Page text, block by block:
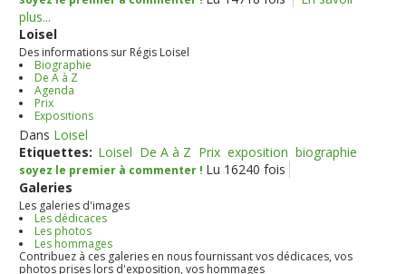
plus...
Loisel
Des informations sur Régis Loisel
Biographie
De A à Z
Agenda
Prix
Expositions
Dans Loisel
Etiquettes: Loisel De A à Z Prix exposition biographie
soyez le premier à commenter ! Lu 16240 fois
Galeries
Les galeries d'images
Les dédicaces
Les photos
Les hommages
Contribuez à ces galeries en nous fournissant vos dédicaces, vos
photos prises lors d'exposition, vos hommages